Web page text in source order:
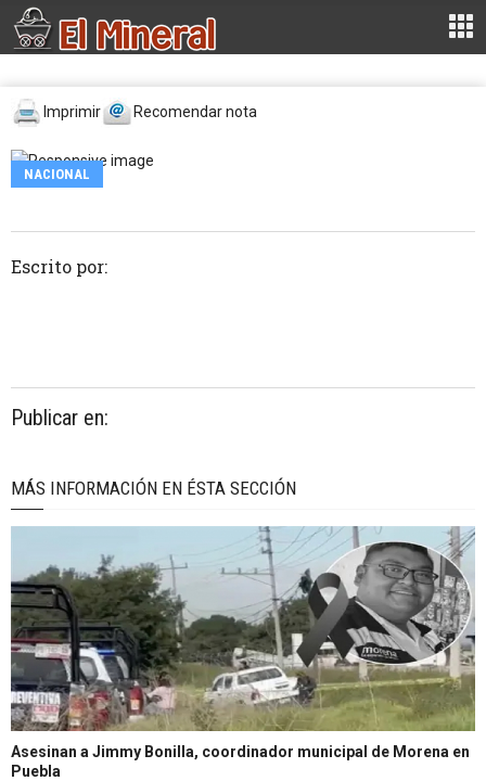
Imprimir Recomendar nota
NACIONAL
Escrito por:
Publicar en:
MÁS INFORMACIÓN EN ÉSTA SECCIÓN
Asesinan a Jimmy Bonilla, coordinador municipal de Morena en
Puebla